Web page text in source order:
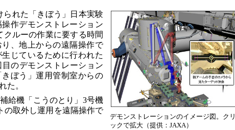
デモンストレーションのイメージ図。クリ
ックで拡大（提供：JAXA）
られた「きぼう」日本実験
作デモンストレーション
クルーの作業に要する時間
、地上からの遠隔操作で
じているために行われた
のデモンストレーション
ぼう」運用管制室からの
た。
給機「こうのとり」3号機
の取外し運用を遠隔操作で